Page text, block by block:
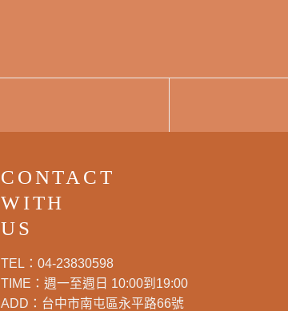
CONTACT
WITH
US
TEL： 04-23830598
TIME：週一至週日 10:00到19:00
ADD： 台中市南屯區永平路66號